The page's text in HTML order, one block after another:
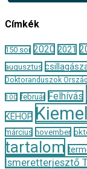
Címkék
150 sor 2020 2021
augusztus
Doktoranduszok
100 február Felhívás
KEHOP
március november
tartalom
Ismeretterjesztő